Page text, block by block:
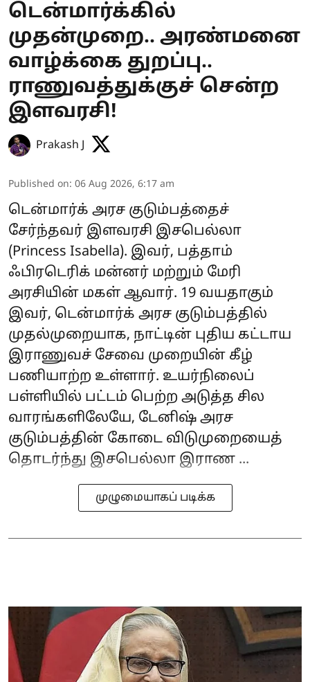
டென்மார்க்கில்
முதன்முறை.. அரண்மனை
வாழ்க்கை துறப்பு..
ராணுவத்துக்குச் சென்ற
இளவரசி!
Prakash J
Published on: 06 Aug 2026, 6:17 am
டென்மார்க் அரச குடும்பத்தைச்
சேர்ந்தவர் இளவரசி இசபெல்லா
(Princess Isabella). இவர், பத்தாம்
ஃபிரடெரிக் மன்னர் மற்றும் மேரி
அரசியின் மகள் ஆவார். 19 வயதாகும்
இவர், டென்மார்க் அரச குடும்பத்தில்
முதல்முறையாக, நாட்டின் புதிய கட்டாய
இராணுவச் சேவை முறையின் கீழ்
பணியாற்ற உள்ளார். உயர்நிலைப்
பள்ளியில் பட்டம் பெற்ற அடுத்த சில
வாரங்களிலேயே, டேனிஷ் அரச
குடும்பத்தின் கோடை விடுமுறையைத்
தொடர்ந்து இசபெல்லா இராண ...
முழுமையாகப் படிக்க